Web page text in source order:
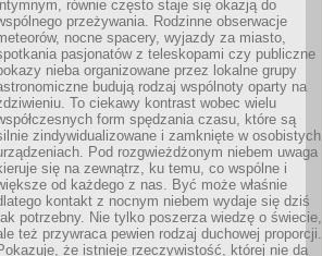
równie często staje się okazją do
przeżywania. Rodzinne obserwacje
nocne spacery, wyjazdy za miasto,
pasjonatów z teleskopami czy publiczne
nieba organizowane przez lokalne grupy
budują rodzaj wspólnoty oparty na
To ciekawy kontrast wobec wielu
form spędzania czasu, które są
zindywidualizowane i zamknięte w osobistych
Pod rozgwieżdżonym niebem uwaga
się na zewnątrz, ku temu, co wspólne i
od każdego z nas. Być może właśnie
kontakt z nocnym niebem wydaje się dziś
potrzebny. Nie tylko poszerza wiedzę o świecie,
też przywraca pewien rodzaj duchowej proporcji.
że istnieje rzeczywistość, której nie da